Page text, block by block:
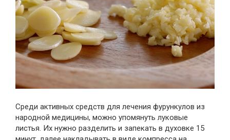
Среди активных средств для лечения фурункулов из
народной медицины, можно упомянуть луковые
листья. Их нужно разделить и запекать в духовке 15